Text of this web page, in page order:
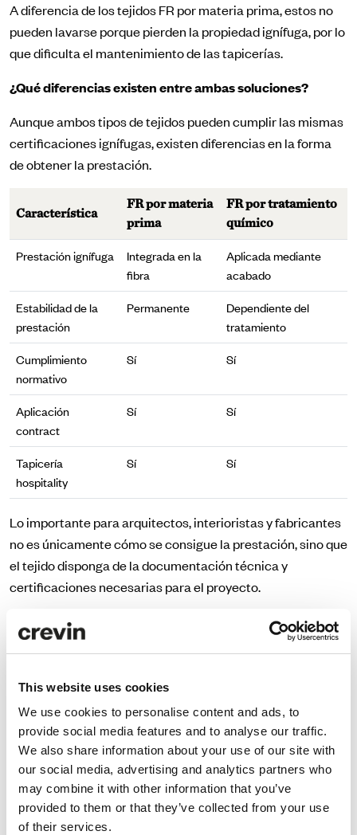
This website uses cookies
We use cookies to personalise content and ads, to
provide social media features and to analyse our traffic.
We also share information about your use of our site with
our social media, advertising and analytics partners who
may combine it with other information that you’ve
provided to them or that they’ve collected from your use
of their services.
A diferencia de los tejidos FR por materia prima, estos no
pueden lavarse porque pierden la propiedad ignífuga, por lo
que dificulta el mantenimiento de las tapicerías.
¿Qué diferencias existen entre ambas soluciones?
Aunque ambos tipos de tejidos pueden cumplir las mismas
certificaciones ignífugas, existen diferencias en la forma
de obtener la prestación.
Característica
FR por materia
prima
FR por tratamiento
químico
Prestación ignífuga
Integrada en la
fibra
Aplicada mediante
acabado
Estabilidad de la
prestación
Permanente
Dependiente del
tratamiento
Cumplimiento
normativo
Sí Sí
Aplicación
contract
Sí Sí
Tapicería
hospitality
Sí Sí
Lo importante para arquitectos, interioristas y fabricantes
no es únicamente cómo se consigue la prestación, sino que
el tejido disponga de la documentación técnica y
certificaciones necesarias para el proyecto.
¿Qué certificaciones debe cumplir un tejido FR?
Dependiendo del país y de la aplicación final, pueden
EN 1021
BS 5852
IMO MED para aplicaciones marítimas
Estas certificaciones permiten verificar el
comportamiento del tejido frente a diferentes fuentes de